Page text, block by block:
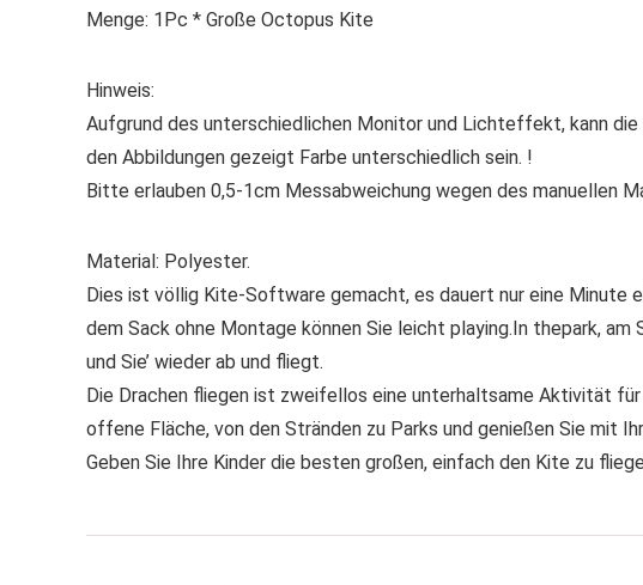
Menge: 1Pc * Große Octopus Kite
Hinweis:
Aufgrund des unterschiedlichen Monitor und Lichteffekt, kann
den Abbildungen gezeigt Farbe unterschiedlich sein. !
Bitte erlauben 0,5-1cm Messabweichung wegen des manuellen
Material: Polyester.
Dies ist völlig Kite-Software gemacht, es dauert nur eine Minute
dem Sack ohne Montage können Sie leicht playing.In thepark,
und Sie’ wieder ab und fliegt.
Die Drachen fliegen ist zweifellos eine unterhaltsame Aktivität für
offene Fläche, von den Stränden zu Parks und genießen Sie mit
Geben Sie Ihre Kinder die besten großen, einfach den Kite zu